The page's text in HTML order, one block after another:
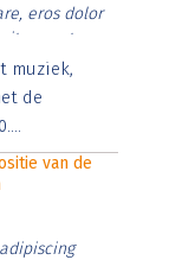
eros dolor
erat.
lorem
posuere.
muziek,
de
van de